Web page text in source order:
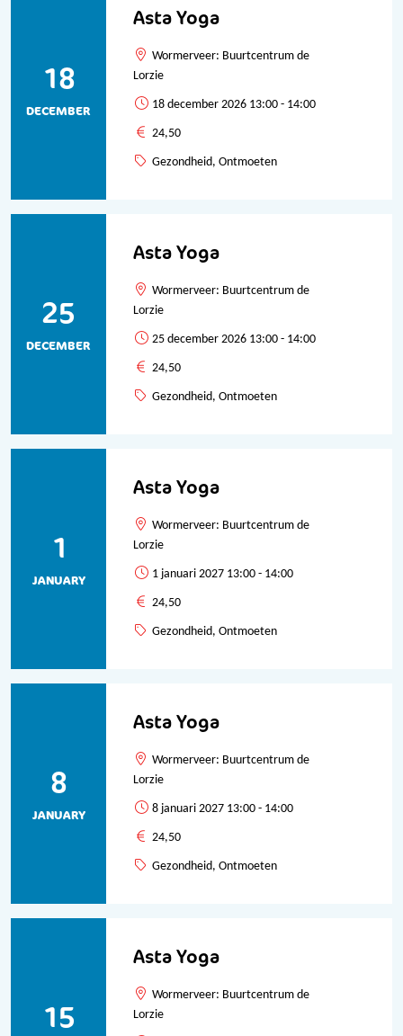
Asta Yoga
18
DECEMBER
Wormerveer: Buurtcentrum de
Lorzie
18 december 2026 13:00 - 14:00
24,50
Gezondheid, Ontmoeten
Asta Yoga
25
DECEMBER
Wormerveer: Buurtcentrum de
Lorzie
25 december 2026 13:00 - 14:00
24,50
Gezondheid, Ontmoeten
Asta Yoga
1
JANUARY
Wormerveer: Buurtcentrum de
Lorzie
1 januari 2027 13:00 - 14:00
24,50
Gezondheid, Ontmoeten
Asta Yoga
8
JANUARY
Wormerveer: Buurtcentrum de
Lorzie
8 januari 2027 13:00 - 14:00
24,50
Gezondheid, Ontmoeten
Asta Yoga
15
Wormerveer: Buurtcentrum de
Lorzie